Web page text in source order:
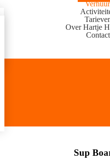
Verhuur
Over Hartje
Contact
Sup